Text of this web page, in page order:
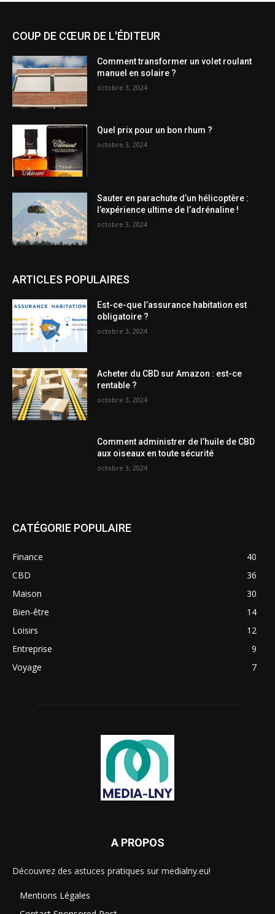
COUP DE CŒUR DE L'ÉDITEUR
Comment transformer un volet roulant
manuel en solaire ?
octobre 3, 2024
Quel prix pour un bon rhum ?
octobre 3, 2024
Sauter en parachute d’un hélicoptère :
l’expérience ultime de l’adrénaline !
octobre 3, 2024
ARTICLES POPULAIRES
Est-ce-que l’assurance habitation est
obligatoire ?
octobre 3, 2024
Acheter du CBD sur Amazon : est-ce
rentable ?
octobre 3, 2024
Comment administrer de l’huile de CBD
aux oiseaux en toute sécurité
octobre 3, 2024
CATÉGORIE POPULAIRE
Finance
40
CBD
36
Maison
30
Bien-être
14
Loisirs
12
Entreprise
9
Voyage
7
A PROPOS
Découvrez des astuces pratiques sur medialny.eu!
Mentions Légales